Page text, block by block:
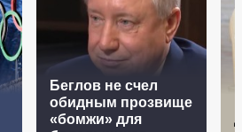
Беглов не счел
обидным прозвище
«бомжи» для